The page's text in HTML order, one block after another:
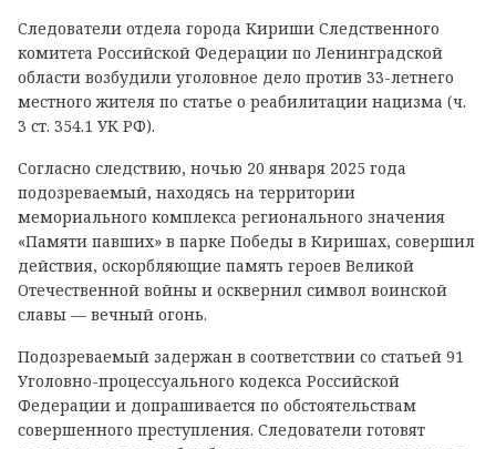
Следователи отдела города Кириши Следственного
комитета Российской Федерации по Ленинградской
области возбудили уголовное дело против 33-летнего
местного жителя по статье о реабилитации нацизма (ч.
3 ст. 354.1 УК РФ).
Согласно следствию, ночью 20 января 2025 года
подозреваемый, находясь на территории
мемориального комплекса регионального значения
«Памяти павших» в парке Победы в Киришах, совершил
действия, оскорбляющие память героев Великой
Отечественной войны и осквернил символ воинской
славы — вечный огонь.
Подозреваемый задержан в соответствии со статьей 91
Уголовно-процессуального кодекса Российской
Федерации и допрашивается по обстоятельствам
совершенного преступления. Следователи готовят